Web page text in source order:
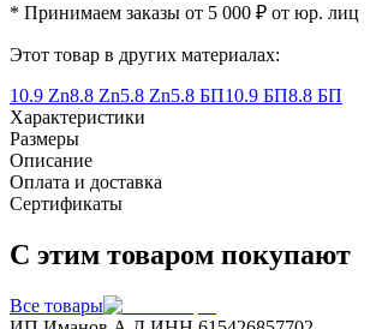
* Принимаем заказы от 5 000 ₽ от юр. лиц
Этот товар в других материалах:
10.9 Zn8.8 Zn5.8 Zn5.8 БП10.9 БП8.8 БП
Характеристики
Размеры
Описание
Оплата и доставка
Сертификаты
С этим товаром покупают
Все товары